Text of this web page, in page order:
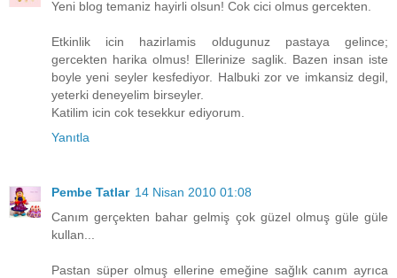
Yeni blog temaniz hayirli olsun! Cok cici olmus gercekten.
Etkinlik icin hazirlamis oldugunuz pastaya gelince;
gercekten harika olmus! Ellerinize saglik. Bazen insan iste
boyle yeni seyler kesfediyor. Halbuki zor ve imkansiz degil,
yeterki deneyelim birseyler.
Katilim icin cok tesekkur ediyorum.
Yanıtla
Pembe Tatlar 14 Nisan 2010 01:08
Canım gerçekten bahar gelmiş çok güzel olmuş güle güle
kullan...
Pastan süper olmuş ellerine emeğine sağlık canım ayrıca